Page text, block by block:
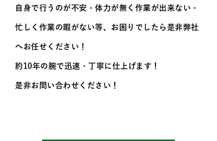
自身で行うのが不安・体力が無く作業が出来ない・
忙しく作業の暇がない等、お困りでしたら是非弊社
へお任せください！
約10年の腕で迅速・丁寧に仕上げます！
是非お問い合わせください！